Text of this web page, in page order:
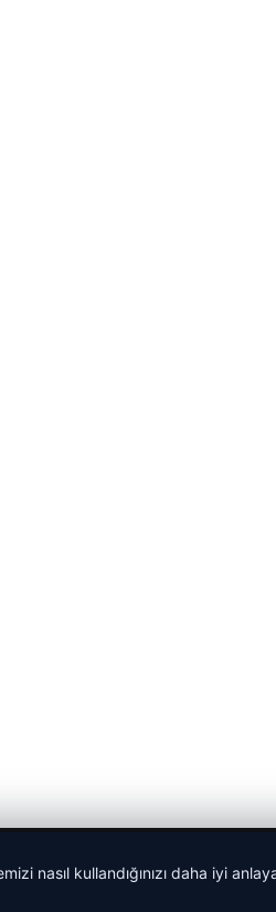
nasıl kullandığınızı daha iyi